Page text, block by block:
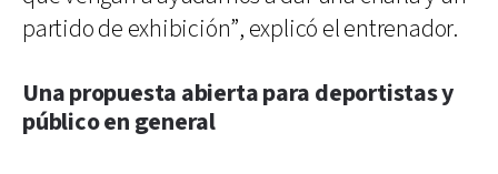
partido de exhibición”, explicó el entrenador.
Una propuesta abierta para deportistas y
público en general